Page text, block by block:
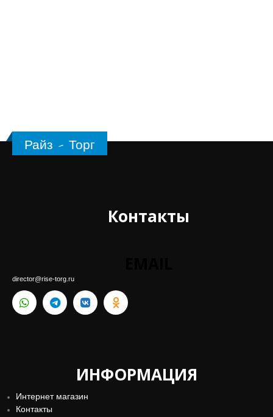
ИНФОРМАЦИЯ
Интернет магазин
Оферта и соглашения